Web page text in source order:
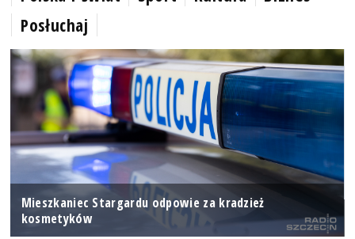
Posłuchaj
Mieszkaniec Stargardu odpowie za kradzież
kosmetyków